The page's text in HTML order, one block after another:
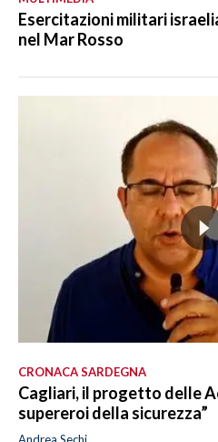
Esercitazioni militari
nel Mar Rosso
CRONACA SARDEGNA
Cagliari, il progetto delle
supereroi della sicurezza”
Andrea Sechi